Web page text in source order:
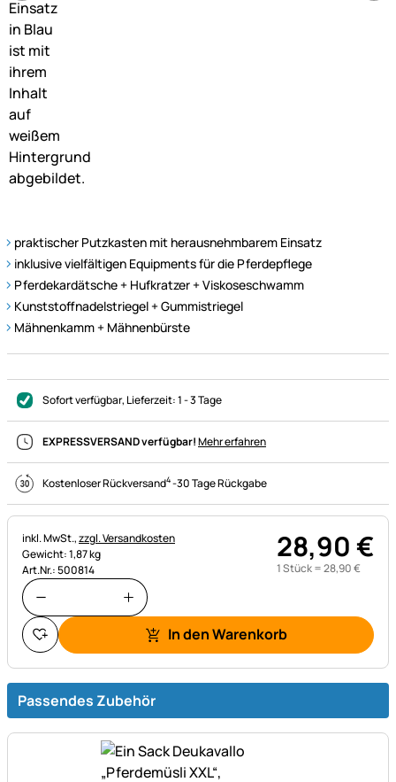
praktischer Putzkasten mit herausnehmbarem Einsatz
inklusive vielfältigen Equipments für die Pferdepflege
Pferdekardätsche + Hufkratzer + Viskoseschwamm
Kunststoffnadelstriegel + Gummistriegel
Mähnenkamm + Mähnenbürste
Sofort verfügbar, Lieferzeit:1 - 3 Tage
EXPRESSVERSAND verfügbar!Mehr erfahren
Kostenloser Rückversand4-30 Tage Rückgabe
Steuerhinweis:
inkl. MwSt.,zzgl. Versandkosten
Gewicht: 1,87 kg
Art.Nr.: 500814
28,90€
1 Stück =28,90€
In den Warenkorb
Passendes Zubehör